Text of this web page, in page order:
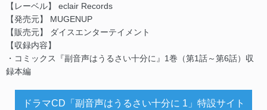
【レーベル】 eclair Records
【発売元】 MUGENUP
【販売元】 ダイスエンターテイメント
【収録内容】
・コミックス『副音声はうるさい十分に』1巻（第1話～第6話）収
録本編
ドラマCD「副音声はうるさい十分に 1」特設サイト